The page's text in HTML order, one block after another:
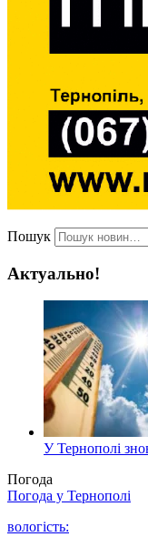
Пошук
Актуально!
У Тернополі
Погода
Погода у Тернополі
вологість: